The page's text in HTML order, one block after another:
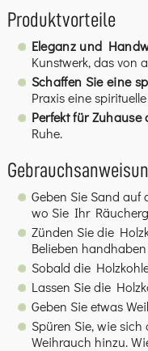
Produktvorteile
Eleganz und
Kunstwerk, das von
Schaffen Sie eine
Praxis eine
Perfekt für
Ruhe.
Geben Sie Sand
wo Sie Ihr
Zünden Sie die
Belieben
Sobald die
Lassen Sie die
Geben Sie etwas
Spüren Sie, wie
Weihrauch hinzu.